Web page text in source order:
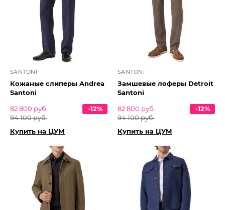
SANTONI
Кожаные слиперы Andrea
Santoni
82 800 руб.
94 100 руб.
-12%
Купить на ЦУМ
SANTONI
Замшевые лоферы Detroit
Santoni
82 800 руб.
94 100 руб.
-12%
Купить на ЦУМ